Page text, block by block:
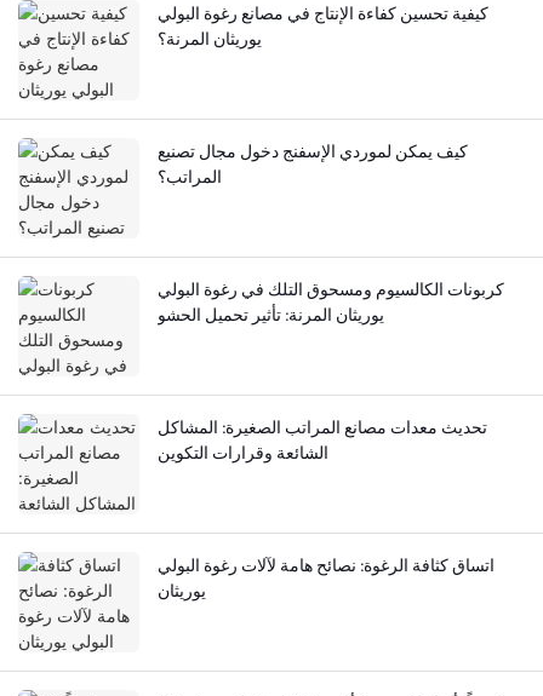
كيفية تحسين كفاءة الإنتاج في مصانع رغوة البولي
يوريثان المرنة؟
كيف يمكن لموردي الإسفنج دخول مجال تصنيع
المراتب؟
كربونات الكالسيوم ومسحوق التلك في رغوة البولي
يوريثان المرنة: تأثير تحميل الحشو
تحديث معدات مصانع المراتب الصغيرة: المشاكل
الشائعة وقرارات التكوين
اتساق كثافة الرغوة: نصائح هامة لآلات رغوة البولي
يوريثان